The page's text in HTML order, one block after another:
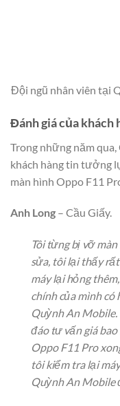
Đội ngũ nhân viên tại
Đánh giá của khách
Trong những năm
khách hàng tin tưởng
màn hình Oppo F11
Anh Long – Cầu Giấy.
Tôi từng bị vỡ
sửa, tôi lại thấy rất
máy lại hỏng
chính của mình
Quỳnh An
đáo tư vấn giá
Oppo F11 Pro
tôi kiểm tra lại
Quỳnh An Mobile